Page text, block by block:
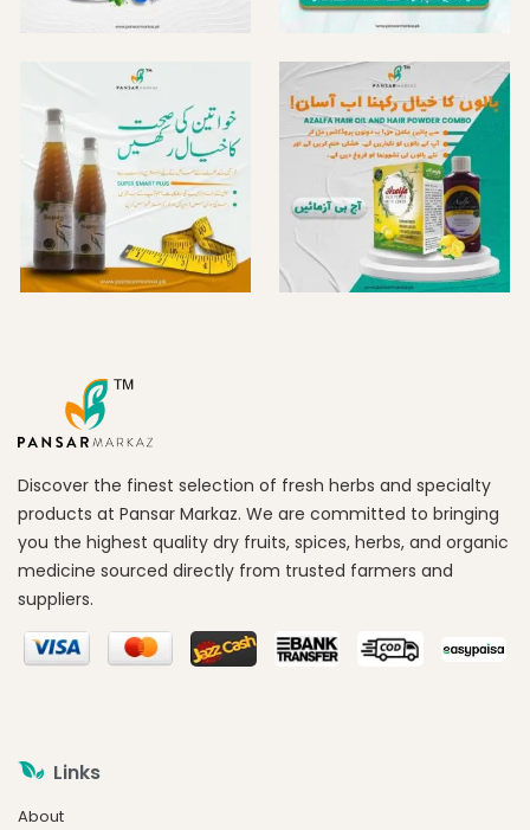
Discover the finest selection of fresh herbs and specialty
products at Pansar Markaz. We are committed to bringing
you the highest quality dry fruits, spices, herbs, and organic
medicine sourced directly from trusted farmers and
suppliers.
Links
About